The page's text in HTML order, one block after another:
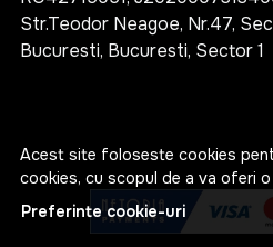
Connemara
COURVOUSIER
Cream Heroes
Acest site foloseste cookies
cookies, cu scopul de a va oferi
Preferinte cookie-uri
Str.Teodor Neagoe, Nr.47,
Bucuresti, Bucuresti, Sector 1